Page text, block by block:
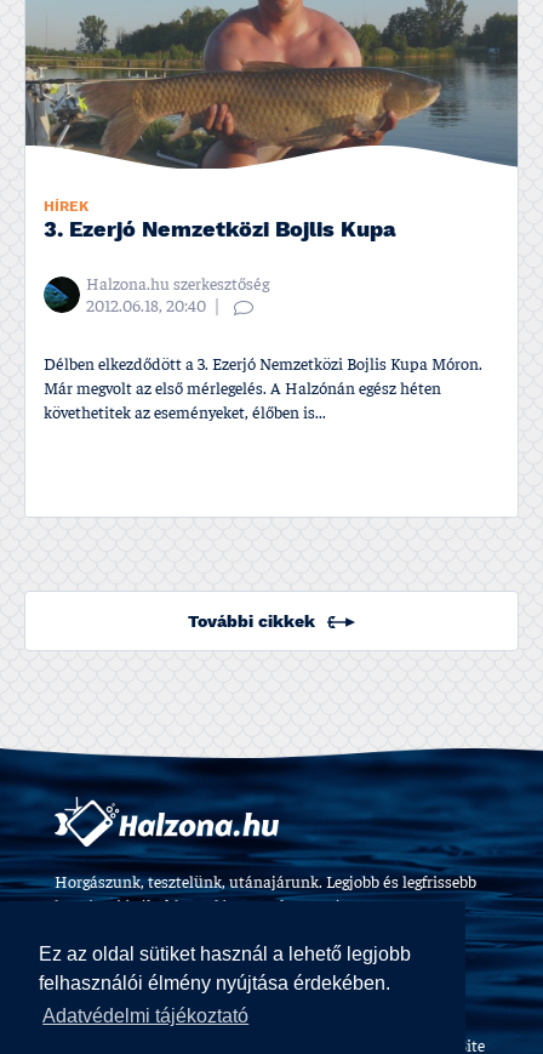
Ez az oldal sütiket használ a lehető legjobb
felhasználói élmény nyújtása érdekében.
Adatvédelmi tájékoztató
HÍREK
3. Ezerjó Nemzetközi Bojlis Kupa
Halzona.hu szerkesztőség
2012.06.18, 20:40
Délben elkezdődött a 3. Ezerjó Nemzetközi Bojlis Kupa Móron.
Már megvolt az első mérlegelés. A Halzónán egész héten
követhetitek az eseményeket, élőben is...
További cikkek
Horgászunk, tesztelünk, utánajárunk. Legjobb és legfrissebb
Web design and Site